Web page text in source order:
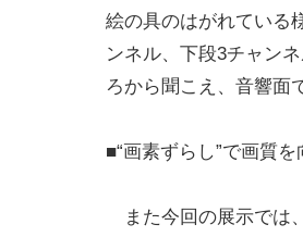
絵の具のはがれている
ンネル、下段3チャン
ろから聞こえ、音響面
■“画素ずらし”で画質を
また今回の展示では